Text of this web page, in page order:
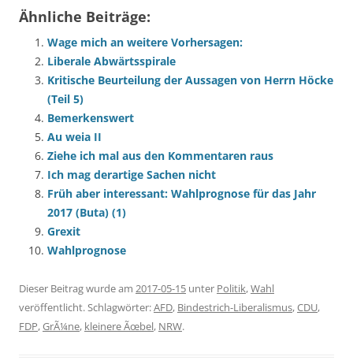
Ähnliche Beiträge:
Wage mich an weitere Vorhersagen:
Liberale Abwärtsspirale
Kritische Beurteilung der Aussagen von Herrn Höcke
(Teil 5)
Bemerkenswert
Au weia II
Ziehe ich mal aus den Kommentaren raus
Ich mag derartige Sachen nicht
Früh aber interessant: Wahlprognose für das Jahr
2017 (Buta) (1)
Grexit
Wahlprognose
Dieser Beitrag wurde am 2017-05-15 unter Politik,Wahl
veröffentlicht. Schlagwörter:AFD, Bindestrich-Liberalismus,CDU,
FDP,GrÃ¼ne, kleinere Ãœbel, NRW.